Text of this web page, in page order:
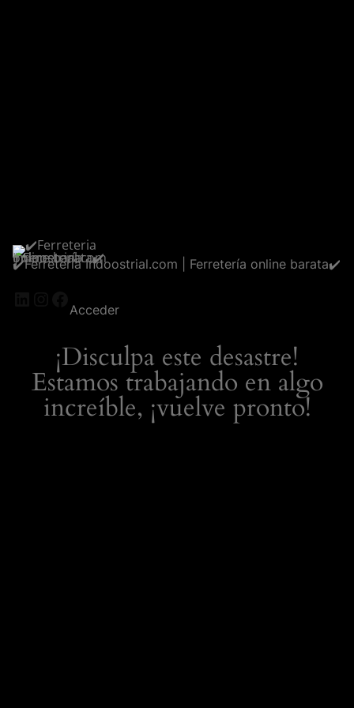
✔️Ferreteria Indoostrial.com | Ferretería online barata✔️
LinkedIn
Instagram
Facebook
Acceder
¡Disculpa este desastre!
Estamos trabajando en algo
increíble, ¡vuelve pronto!